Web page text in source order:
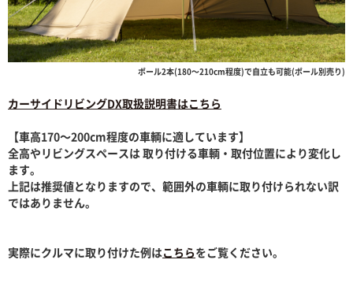
ポール2本(180〜210cm程度)で自立も可能(ポール別売り)
カーサイドリビングDX取扱説明書はこちら
【車高170〜200cm程度の車輌に適しています】
全高やリビングスペースは 取り付ける車輌・取付位置により変化し
ます。
上記は推奨値となりますので、範囲外の車輌に取り付けられない訳
ではありません。
実際にクルマに取り付けた例はこちらをご覧ください。